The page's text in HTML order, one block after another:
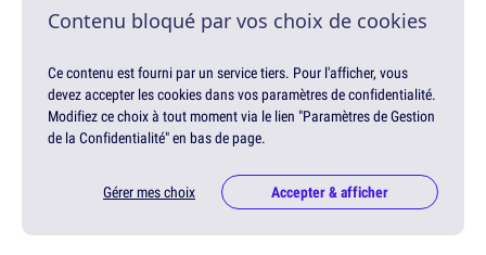
Contenu bloqué par vos choix de cookies
Ce contenu est fourni par un service tiers. Pour l'afficher, vous
devez accepter les cookies dans vos paramètres de confidentialité.
Modifiez ce choix à tout moment via le lien "Paramètres de Gestion
de la Confidentialité" en bas de page.
Gérer mes choix Accepter & afficher